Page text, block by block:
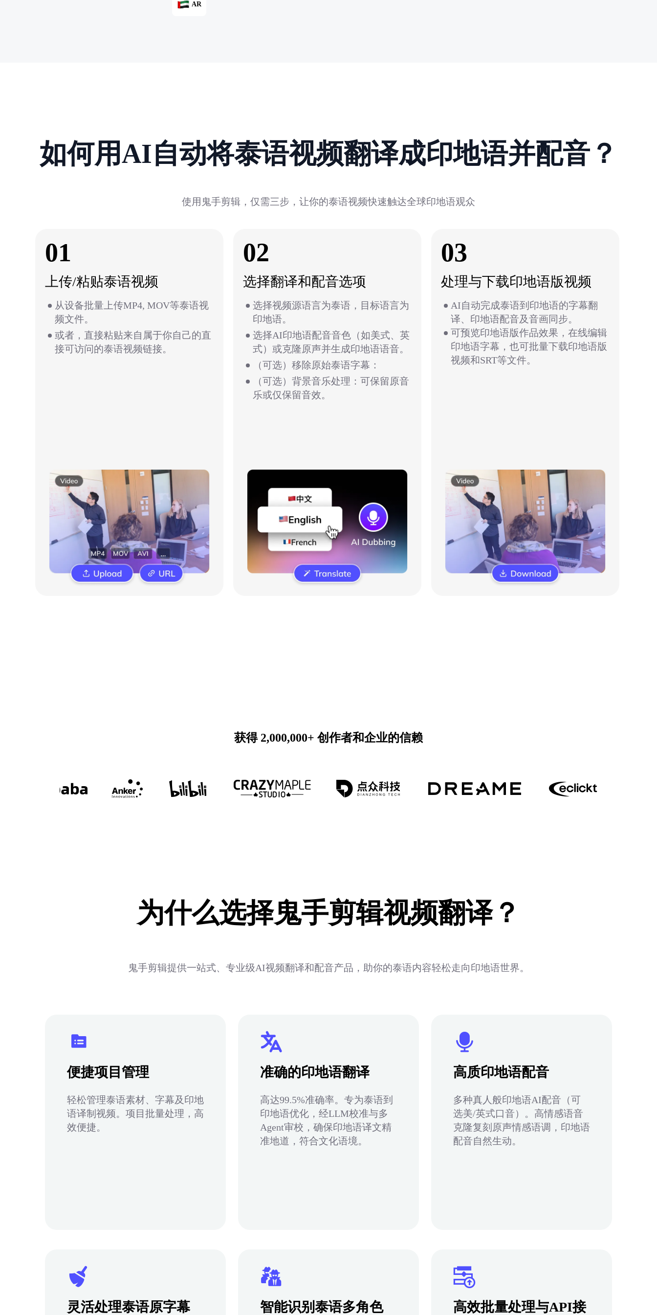
AR
如何用AI自动将泰语视频翻译成印地语并配音？
使用鬼手剪辑，仅需三步，让你的泰语视频快速触达全球印地语观众
01
上传/粘贴泰语视频
从设备批量上传MP4, MOV等泰语视
频文件。
或者，直接粘贴来自属于你自己的直
接可访问的泰语视频链接。
02
选择翻译和配音选项
选择视频源语言为泰语，目标语言为
印地语。
选择AI印地语配音音色（如美式、英
式）或克隆原声并生成印地语语音。
（可选）移除原始泰语字幕：
（可选）背景音乐处理：可保留原音
乐或仅保留音效。
03
处理与下载印地语版视频
AI自动完成泰语到印地语的字幕翻
译、印地语配音及音画同步。
可预览印地语版作品效果，在线编辑
印地语字幕，也可批量下载印地语版
视频和SRT等文件。
获得 2,000,000+ 创作者和企业的信赖
为什么选择鬼手剪辑视频翻译？
鬼手剪辑提供一站式、专业级AI视频翻译和配音产品，助你的泰语内容轻松走向印地语世界。
便捷项目管理
轻松管理泰语素材、字幕及印地
语译制视频。项目批量处理，高
效便捷。
准确的印地语翻译
高达99.5%准确率。专为泰语到
印地语优化，经LLM校准与多
Agent审校，确保印地语译文精
准地道，符合文化语境。
高质印地语配音
多种真人般印地语AI配音（可
选美/英式口音）。高情感语音
克隆复刻原声情感语调，印地语
配音自然生动。
灵活处理泰语原字幕 智能识别泰语多角色 高效批量处理与API接